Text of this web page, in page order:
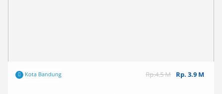
Kota Bandung Rp.4.5 M Rp. 3.9 M